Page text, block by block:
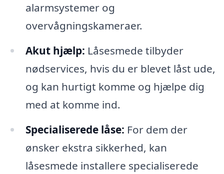
alarmsystemer og
overvågningskameraer.
Akut hjælp: Låsesmede tilbyder
nødservices, hvis du er blevet låst ude,
og kan hurtigt komme og hjælpe dig
med at komme ind.
Specialiserede låse: For dem der
ønsker ekstra sikkerhed, kan
låsesmede installere specialiserede